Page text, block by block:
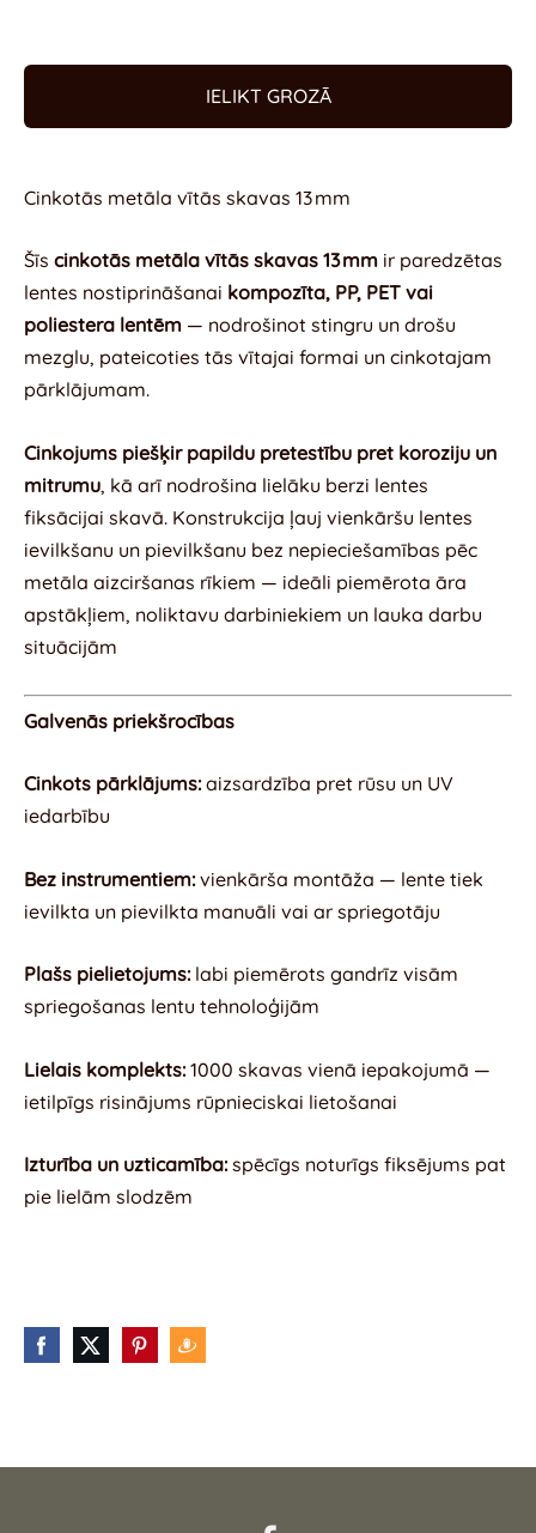
IELIKT GROZĀ
Cinkotās metāla vītās skavas 13 mm
Šīs cinkotās metāla vītās skavas 13 mm ir paredzētas
lentes nostiprināšanai kompozīta, PP, PET vai
poliestera lentēm — nodrošinot stingru un drošu
mezglu, pateicoties tās vītajai formai un cinkotajam
pārklājumam.
Cinkojums piešķir papildu pretestību pret koroziju un
mitrumu, kā arī nodrošina lielāku berzi lentes
fiksācijai skavā. Konstrukcija ļauj vienkāršu lentes
ievilkšanu un pievilkšanu bez nepieciešamības pēc
metāla aizciršanas rīkiem — ideāli piemērota āra
apstākļiem, noliktavu darbiniekiem un lauka darbu
situācijām
Galvenās priekšrocības
Cinkots pārklājums:aizsardzība pret rūsu un UV
iedarbību
Bez instrumentiem:vienkārša montāža — lente tiek
ievilkta un pievilkta manuāli vai ar spriegotāju
Plašs pielietojums:labi piemērots gandrīz visām
spriegošanas lentu tehnoloģijām
Lielais komplekts:1000 skavas vienā iepakojumā —
ietilpīgs risinājums rūpnieciskai lietošanai
Izturība un uzticamība:spēcīgs noturīgs fiksējums pat
pie lielām slodzēm